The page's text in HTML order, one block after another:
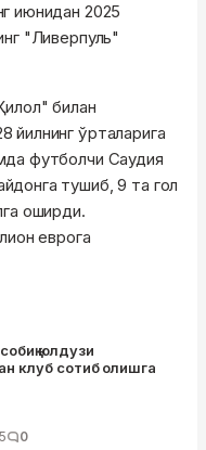
июнидан 2025
"Ливерпуль"
билан
йилнинг ўрталарига
футболчи Саудия
тушиб, 9 та гол
оширди.
еврога
юлдузи
клуб сотиб олишга
0